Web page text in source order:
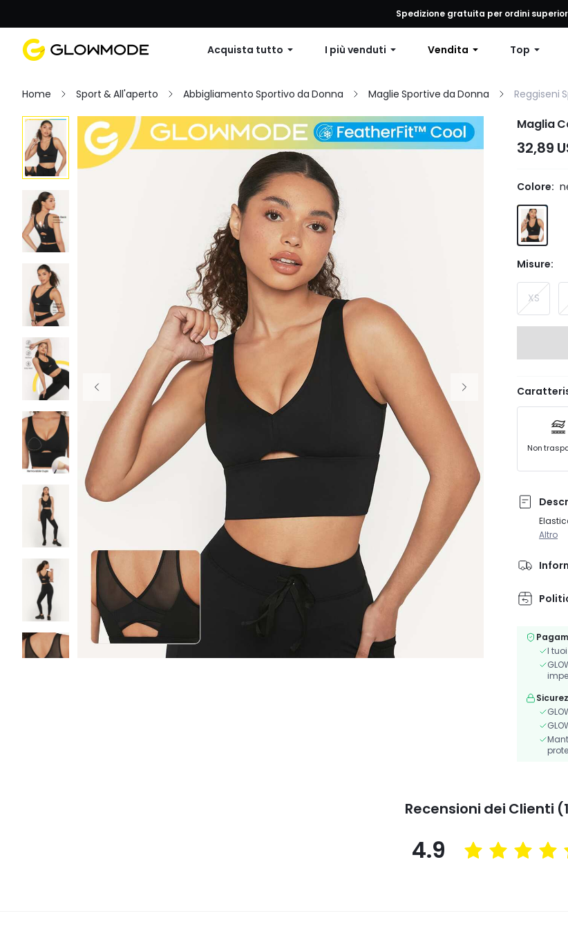
Primo ordine: 10% di sconto su qualsiasi ordine, 12% di sconto su ordini superiori a $79 o
Spedizione gratuita per ordini
Acquista tutto I più venduti Vendita Top
Home Sport & All'aperto Abbigliamento Sportivo da Donna Maglie Sportive da Donna Reggiseni
Maglia
32,89
Colore:
Misure:
XS
Non
Altro
I
Recensioni dei Clienti
4.9